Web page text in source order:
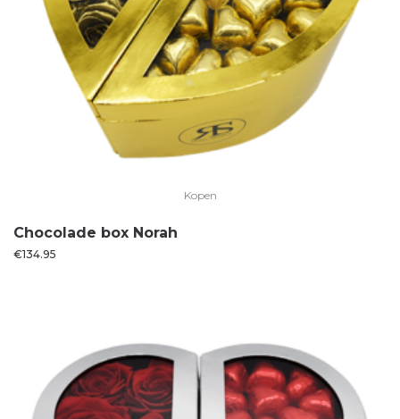
Kopen
Chocolade box Norah
€134.95